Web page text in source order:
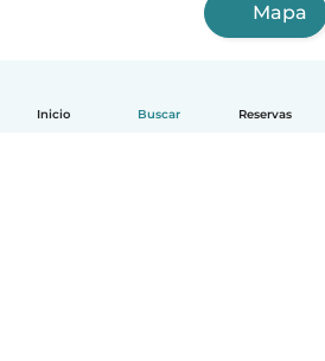
Inicio Buscar Reservas
Mapa